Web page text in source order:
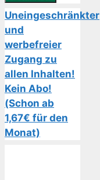
Uneingeschränkter
und
werbefreier
Zugang zu
allen Inhalten!
Kein Abo!
(Schon ab
1,67€ für den
Monat)